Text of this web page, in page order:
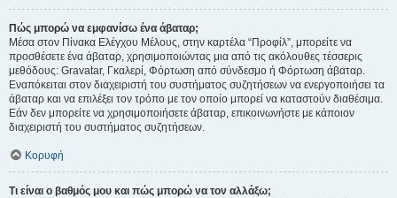
Πώς μπορώ να εμφανίσω ένα άβαταρ;
Μέσα στον Πίνακα Ελέγχου Μέλους, στην καρτέλα “Προφίλ”, μπορείτε να
προσθέσετε ένα άβαταρ, χρησιμοποιώντας μια από τις ακόλουθες τέσσερις
μεθόδους: Gravatar, Γκαλερί, Φόρτωση από σύνδεσμο ή Φόρτωση άβαταρ.
Εναπόκειται στον διαχειριστή του συστήματος συζητήσεων να ενεργοποιήσει τα
άβαταρ και να επιλέξει τον τρόπο με τον οποίο μπορεί να καταστούν διαθέσιμα.
Εάν δεν μπορείτε να χρησιμοποιήσετε άβαταρ, επικοινωνήστε με κάποιον
διαχειριστή του συστήματος συζητήσεων.
Κορυφή
Τι είναι ο βαθμός μου και πώς μπορώ να τον αλλάξω;